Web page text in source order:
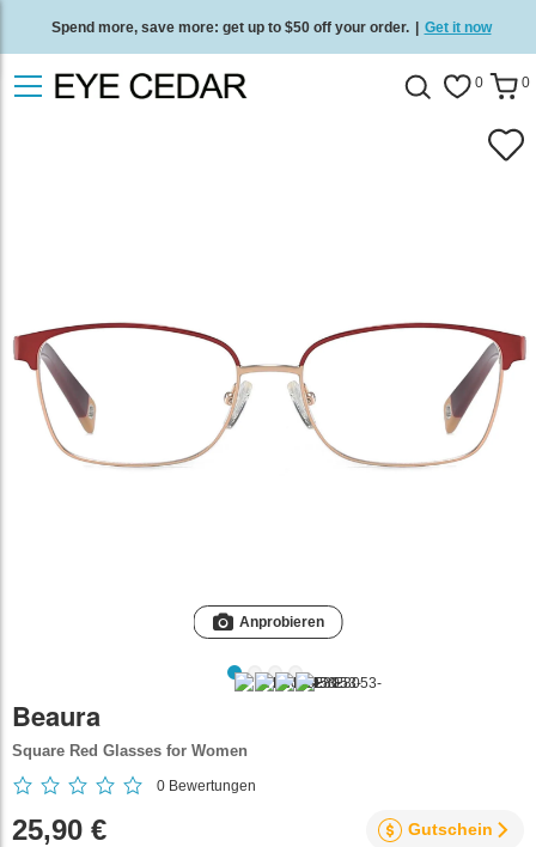
Spend more, save more: get up to $50 off your order. | Get it now
Free standard delivery on all orders Shop now 0 0
Anprobieren
Beaura
Square Red Glasses for Women
0 Bewertungen
25,90 € Gutschein